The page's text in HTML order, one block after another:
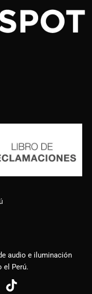
audio e iluminación
el Perú.